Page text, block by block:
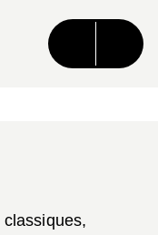
CONTENU